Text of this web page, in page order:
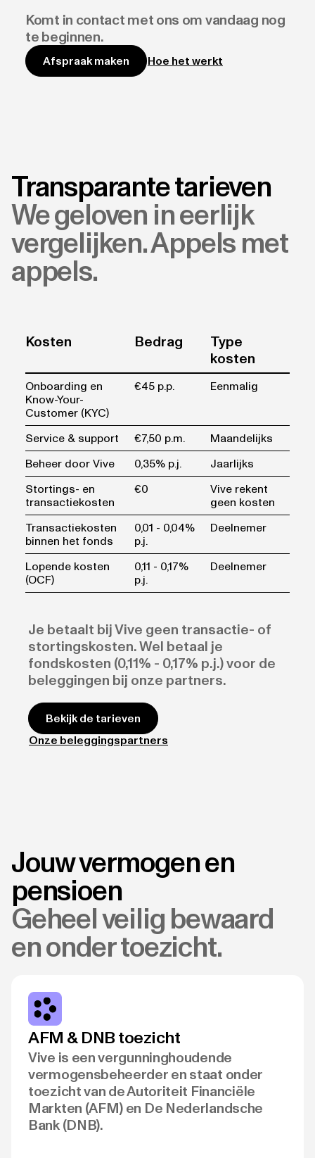
Komt in contact met ons om vandaag nog
te beginnen.
Afspraak maken Hoe het werkt
Transparante tarieven
We geloven in eerlijk
vergelijken. Appels met
appels.
Kosten Bedrag
Type
kosten
Onboarding en
Know-Your-
Customer (KYC)
€45 p.p. Eenmalig
Service & support €7,50 p.m.
Maandelijks
Beheer door Vive
0,35% p.j.
Jaarlijks
Stortings- en
transactiekosten
€0
Vive rekent
geen kosten
Transactiekosten
binnen het fonds
0,01 - 0,04%
p.j.
Deelnemer
Lopende kosten
(OCF)
0,11 - 0,17%
p.j.
Deelnemer
Je betaalt bij Vive geen transactie- of
stortingskosten. Wel betaal je
fondskosten (0,11% - 0,17% p.j.) voor de
beleggingen bij onze partners.
Bekijk de tarieven
Onze beleggingspartners
Jouw vermogen en
pensioen
Geheel veilig bewaard
en onder toezicht.
AFM & DNB toezicht
Vive is een vergunninghoudende
vermogensbeheerder en staat onder
toezicht van de Autoriteit Financiële
Markten (AFM) en De Nederlandsche
Bank (DNB).